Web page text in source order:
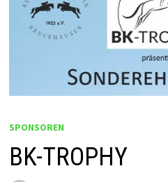
SPONSOREN
BK-TROPHY